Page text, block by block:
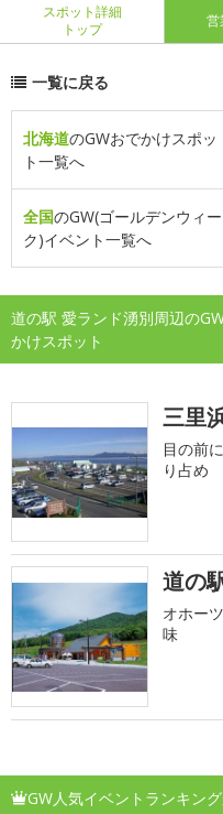
スポット詳細
トップ
営
一覧に戻る
北海道のGWおでかけスポッ
ト一覧へ
全国のGW(ゴールデンウィー
ク)イベント一覧へ
道の駅 愛ランド湧別周辺の
かけスポット
三里
目の前
り占め
道の
オホー
味
GW人気イベントランキン